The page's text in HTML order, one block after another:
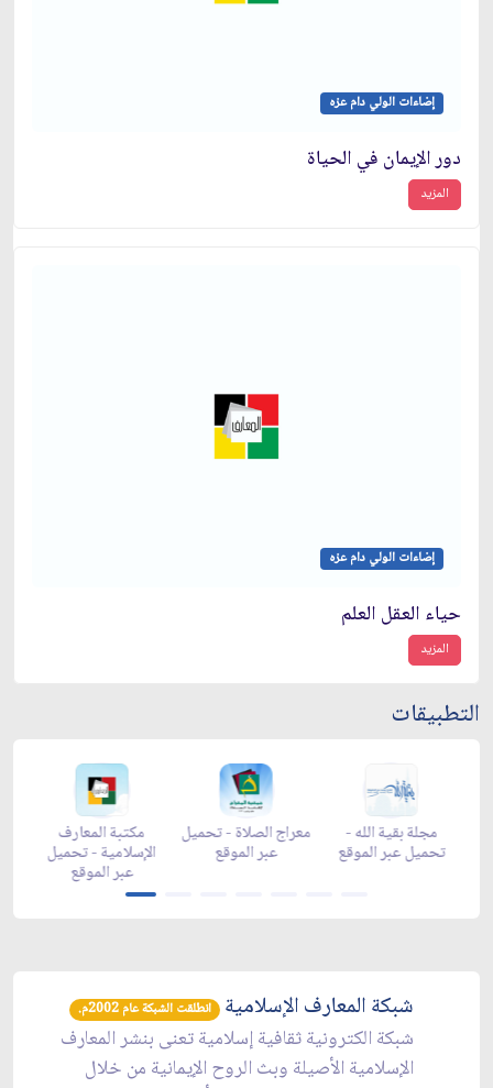
إضاءات الولي دام عزه
دور الإيمان في الحياة
المزيد
إضاءات الولي دام عزه
حياء العقل العلم
المزيد
التطبيقات
مكتبة المعارف
الإسلامية - تحميل
عبر الموقع
معراج الصلاة - تحميل
عبر الموقع
مجلة بقية الله -
تحميل عبر الموقع
شبكة المعارف الإسلامية انطلقت الشبكة عام 2002م.
شبكة الكترونية ثقافية إسلامية تعنى بنشر المعارف
الإسلامية الأصيلة وبث الروح الإيمانية من خلال